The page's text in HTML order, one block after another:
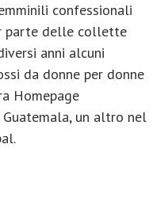
confessionali
parte delle collette
anni alcuni
da donne per donne
Homepage
un altro nel